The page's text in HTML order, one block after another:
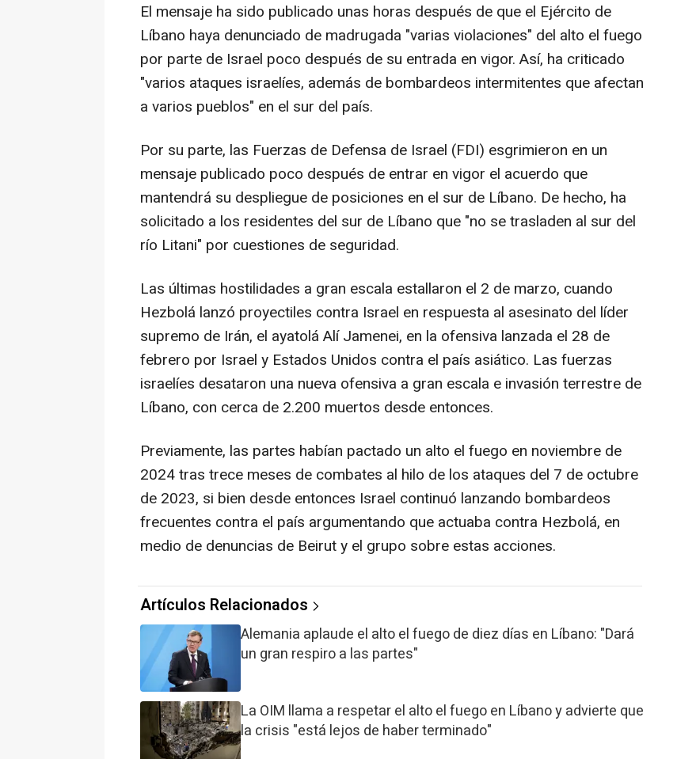
El mensaje ha sido publicado unas horas después de que el Ejército de
Líbano haya denunciado de madrugada "varias violaciones" del alto el fuego
por parte de Israel poco después de su entrada en vigor. Así, ha criticado
"varios ataques israelíes, además de bombardeos intermitentes que afectan
a varios pueblos" en el sur del país.
Por su parte, las Fuerzas de Defensa de Israel (FDI) esgrimieron en un
mensaje publicado poco después de entrar en vigor el acuerdo que
mantendrá su despliegue de posiciones en el sur de Líbano. De hecho, ha
solicitado a los residentes del sur de Líbano que "no se trasladen al sur del
río Litani" por cuestiones de seguridad.
Las últimas hostilidades a gran escala estallaron el 2 de marzo, cuando
Hezbolá lanzó proyectiles contra Israel en respuesta al asesinato del líder
supremo de Irán, el ayatolá Alí Jamenei, en la ofensiva lanzada el 28 de
febrero por Israel y Estados Unidos contra el país asiático. Las fuerzas
israelíes desataron una nueva ofensiva a gran escala e invasión terrestre de
Líbano, con cerca de 2.200 muertos desde entonces.
Previamente, las partes habían pactado un alto el fuego en noviembre de
2024 tras trece meses de combates al hilo de los ataques del 7 de octubre
de 2023, si bien desde entonces Israel continuó lanzando bombardeos
frecuentes contra el país argumentando que actuaba contra Hezbolá, en
medio de denuncias de Beirut y el grupo sobre estas acciones.
Artículos Relacionados
Alemania aplaude el alto el fuego de diez días en Líbano: "Dará
un gran respiro a las partes"
La OIM llama a respetar el alto el fuego en Líbano y advierte que
la crisis "está lejos de haber terminado"